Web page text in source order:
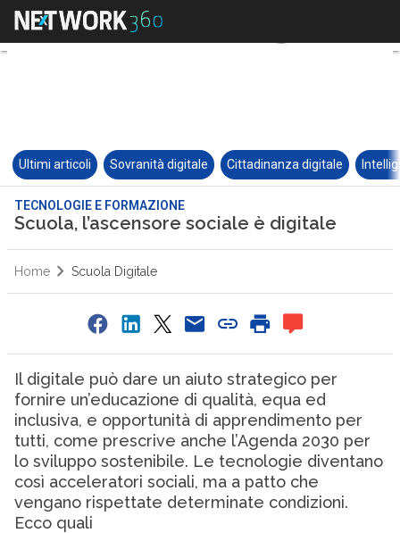
Ultimi articoli Sovranità digitale Cittadinanza digitale
TECNOLOGIE E FORMAZIONE
Scuola, l’ascensore sociale è digitale
Home Scuola Digitale
Il digitale può dare un aiuto strategico per
fornire un’educazione di qualità, equa ed
inclusiva, e opportunità di apprendimento per
tutti, come prescrive anche l’Agenda 2030 per
lo sviluppo sostenibile. Le tecnologie diventano
così acceleratori sociali, ma a patto che
vengano rispettate determinate condizioni.
Ecco quali